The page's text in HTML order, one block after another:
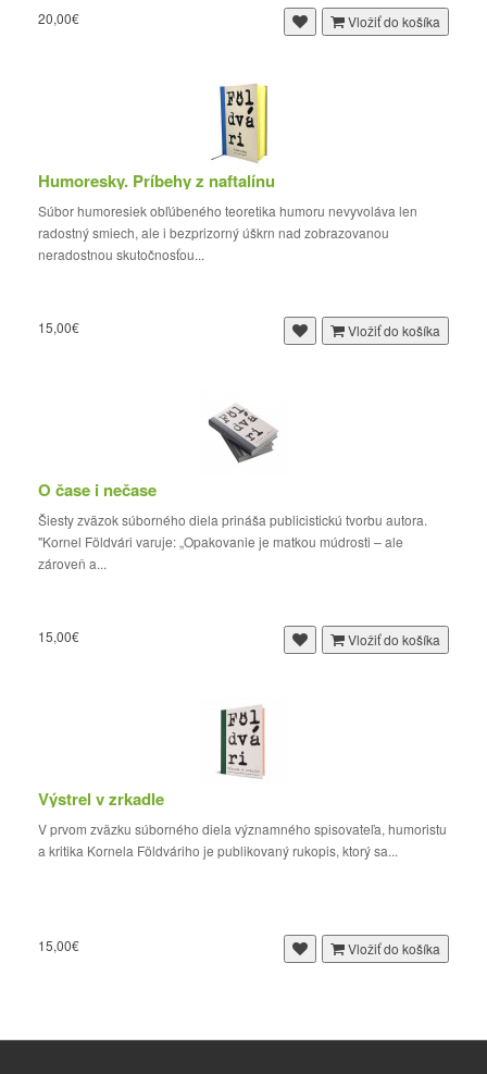
20,00€ Vložiť do košíka
Humoresky. Príbehy z naftalínu
Súbor humoresiek obľúbeného teoretika humoru nevyvoláva len
radostný smiech, ale i bezprizorný úškrn nad zobrazovanou
neradostnou skutočnosťou...
15,00€ Vložiť do košíka
O čase i nečase
Šiesty zväzok súborného diela prináša publicistickú tvorbu autora.
"Kornel Földvári varuje: „Opakovanie je matkou múdrosti – ale
zároveň a...
15,00€ Vložiť do košíka
Výstrel v zrkadle
V prvom zväzku súborného diela významného spisovateľa, humoristu
a kritika Kornela Földváriho je publikovaný rukopis, ktorý sa...
15,00€ Vložiť do košíka